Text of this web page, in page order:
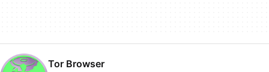
Tor Browser